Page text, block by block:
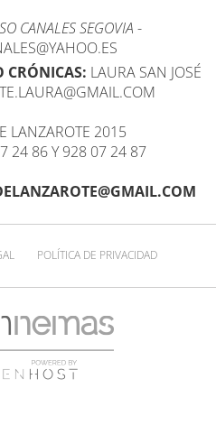
CANALES SEGOVIA -
CRÓNICAS: LAURA SAN JOSÉ
LANZAROTE 2015
24 86 Y 928 07 24 87
POLÍTICA DE PRIVACIDAD